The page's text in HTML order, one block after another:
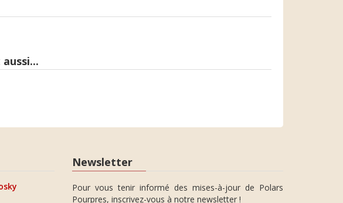
Newsletter
Pour vous tenir informé des mises-à-jour de Polars
Pourpres, inscrivez-vous à notre newsletter !